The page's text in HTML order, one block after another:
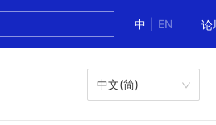
中
EN 论
中文(简)